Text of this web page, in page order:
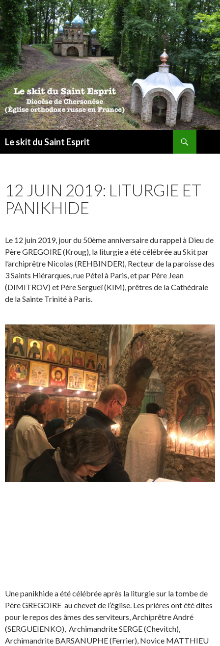
Le skit du Saint Esprit
12 JUIN 2019: LITURGIE ET
PANIKHIDE
Le 12 juin 2019, jour du 50ème anniversaire du rappel à Dieu de
Père GREGOIRE (Kroug), la liturgie a été célébrée au Skit par
l’archiprêtre Nicolas (REHBINDER), Recteur de la paroisse des
3 Saints Hiérarques, rue Pétel à Paris, et par Père Jean
(DIMITROV) et Père Sergueï (KIM), prêtres de la Cathédrale
de la Sainte Trinité à Paris.
Une panikhide a été célébrée après la liturgie sur la tombe de
Père GREGOIRE au chevet de l’église. Les prières ont été dites
pour le repos des âmes des serviteurs, Archiprêtre André
(SERGUEIENKO), Archimandrite SERGE (Chevitch),
Archimandrite BARSANUPHE (Ferrier), Novice MATTHIEU